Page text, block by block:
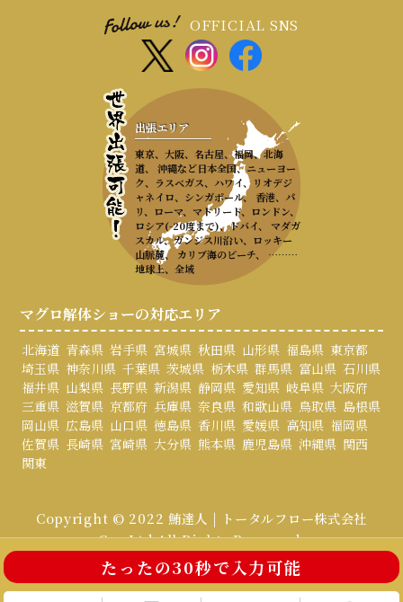
たったの30秒で入力可能
OFFICIAL SNS
出張エリア
東京、大阪、名古屋、福岡、北海
道、 沖縄など日本全国、ニューヨー
ク、ラスベガス、ハワイ、リオデジ
ャネイロ、シンガポール、 香港、パ
リ、ローマ、マドリード、ロンドン、
ロシア(-20度まで)、ドバイ、 マダガ
スカル、ガンジス川沿い、ロッキー
山脈麓、 カリブ海のビーチ、 ………
地球上、全域
マグロ解体ショーの対応エリア
北海道 青森県 岩手県 宮城県 秋田県 山形県 福島県 東京都
埼玉県 神奈川県 千葉県 茨城県 栃木県 群馬県 富山県 石川県
福井県 山梨県 長野県 新潟県 静岡県 愛知県 岐阜県 大阪府
三重県 滋賀県 京都府 兵庫県 奈良県 和歌山県 鳥取県 島根県
岡山県 広島県 山口県 徳島県 香川県 愛媛県 高知県 福岡県
佐賀県 長崎県 宮崎県 大分県 熊本県 鹿児島県 沖縄県 関西
関東
Copyright © 2022 鮪達人 | トータルフロー株式会社
Co., Ltd All Rights Reserved.